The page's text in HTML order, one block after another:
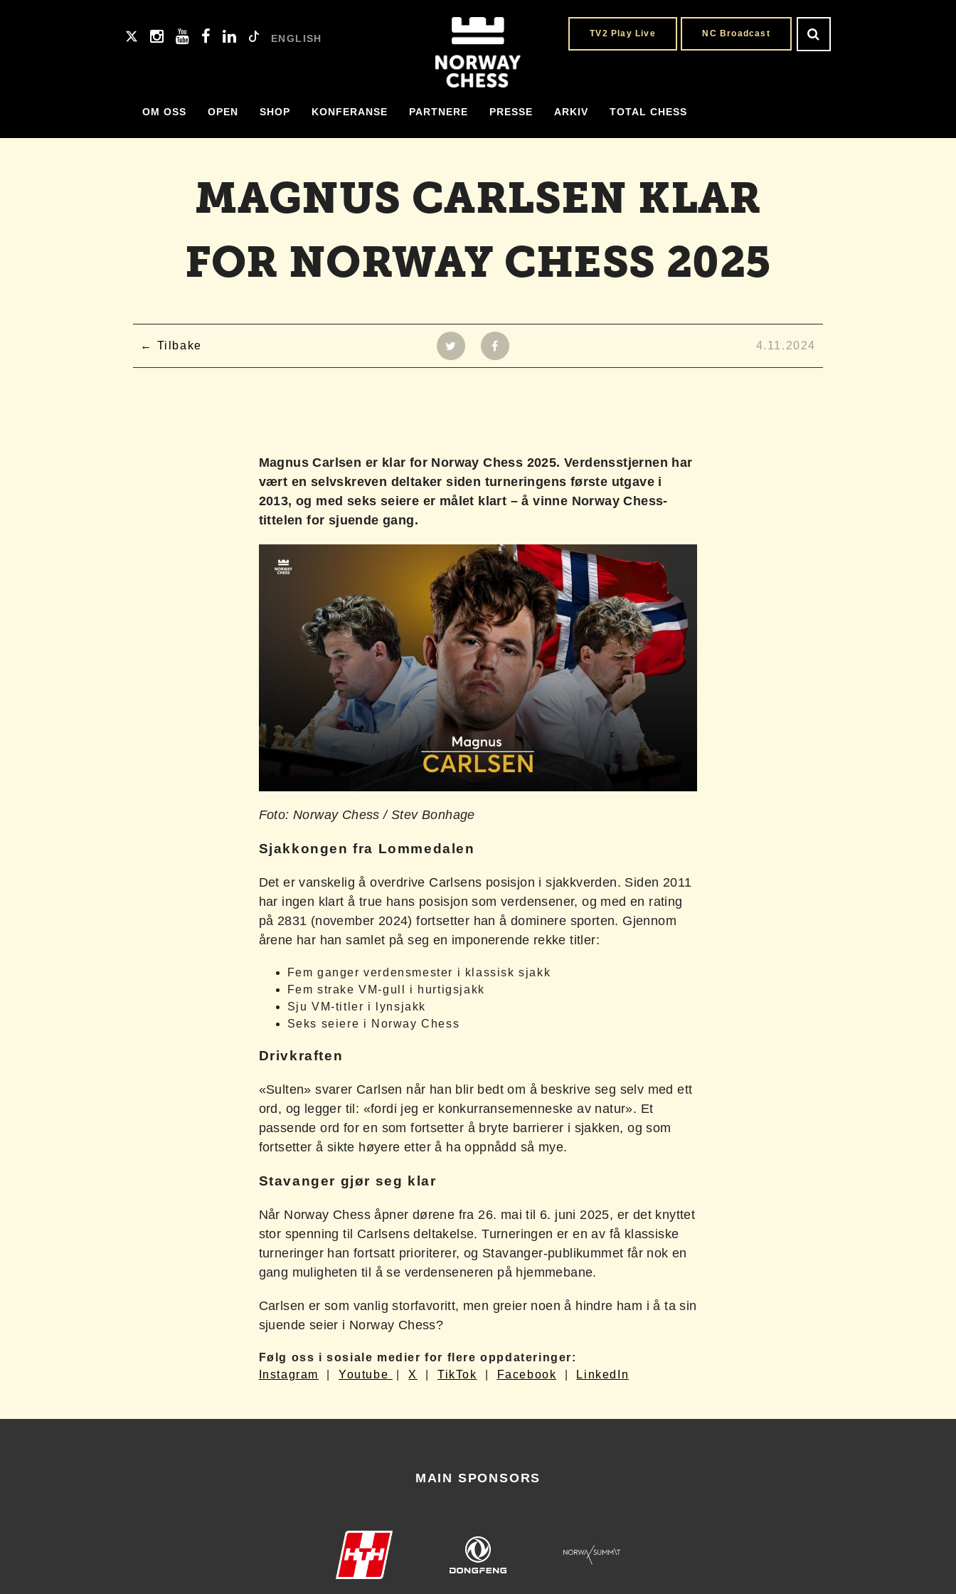
TV2 Play Live NC Broadcast
ENGLISH
OM OSS OPEN SHOP KONFERANSE PARTNERE PRESSE ARKIV TOTAL CHESS
MAGNUS CARLSEN KLAR
FOR NORWAY CHESS 2025
Tilbake 4.11.2024
Magnus Carlsen er klar for Norway Chess 2025. Verdensstjernen har
vært en selvskreven deltaker siden turneringens første utgave i
2013, og med seks seiere er målet klart – å vinne Norway Chess-
tittelen for sjuende gang.
Foto: Norway Chess / Stev Bonhage
Sjakkongen fra Lommedalen
Det er vanskelig å overdrive Carlsens posisjon i sjakkverden. Siden 2011
har ingen klart å true hans posisjon som verdensener, og med en rating
på 2831 (november 2024) fortsetter han å dominere sporten. Gjennom
årene har han samlet på seg en imponerende rekke titler:
Fem ganger verdensmester i klassisk sjakk
Fem strake VM-gull i hurtigsjakk
Sju VM-titler i lynsjakk
Seks seiere i Norway Chess
Drivkraften
«Sulten» svarer Carlsen når han blir bedt om å beskrive seg selv med ett
ord, og legger til: «fordi jeg er konkurransemenneske av natur». Et
passende ord for en som fortsetter å bryte barrierer i sjakken, og som
fortsetter å sikte høyere etter å ha oppnådd så mye.
Stavanger gjør seg klar
Når Norway Chess åpner dørene fra 26. mai til 6. juni 2025, er det knyttet
stor spenning til Carlsens deltakelse. Turneringen er en av få klassiske
turneringer han fortsatt prioriterer, og Stavanger-publikummet får nok en
gang muligheten til å se verdenseneren på hjemmebane.
Carlsen er som vanlig storfavoritt, men greier noen å hindre ham i å ta sin
sjuende seier i Norway Chess?
Følg oss i sosiale medier for flere oppdateringer:
Instagram
|Youtube X TikTok Facebook LinkedIn
MAIN SPONSORS